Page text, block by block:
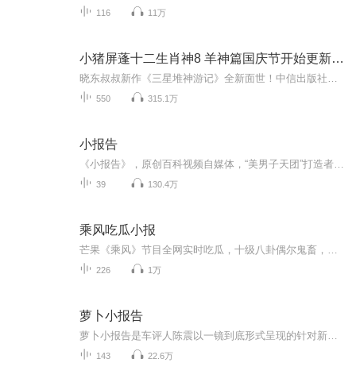
116 11万
小猪屏蓬十二生肖神8 羊神篇国庆节开始更新啦！
550 315.1万
小报告
39 130.4万
乘风吃瓜小报
226 1万
萝卜小报告
143 22.6万